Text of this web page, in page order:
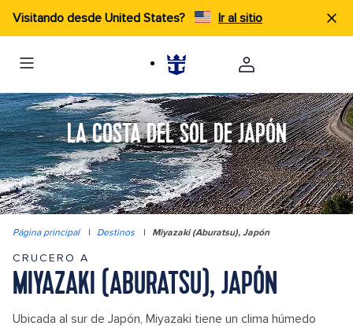
Visitando desde United States? Ir al sitio
LA COSTA DEL SOL DE JAPÓN
Página principal | Destinos | Miyazaki (Aburatsu), Japón
CRUCERO A
MIYAZAKI (ABURATSU), JAPÓN
Ubicada al sur de Japón, Miyazaki tiene un clima húmedo